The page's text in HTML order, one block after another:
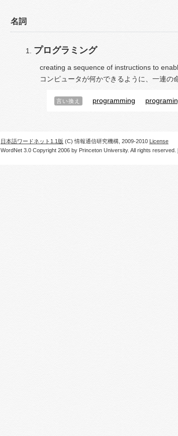
名詞
プログラミング
creating a sequence of instructions to
コンピュータが何かできるように、一連の
言い換え programming
日本語ワードネット1.1版 (C) 情報通信研究機構, 2009-2010 License
WordNet 3.0 Copyright 2006 by Princeton University. All rights reserved.